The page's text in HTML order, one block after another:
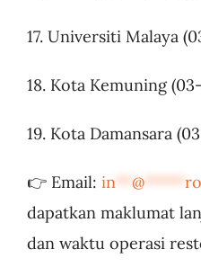
17. Universiti Malaya
18. Kota Kemuning
19. Kota Damansara
👉 Email: in**@*****
dapatkan maklumat
dan waktu operasi